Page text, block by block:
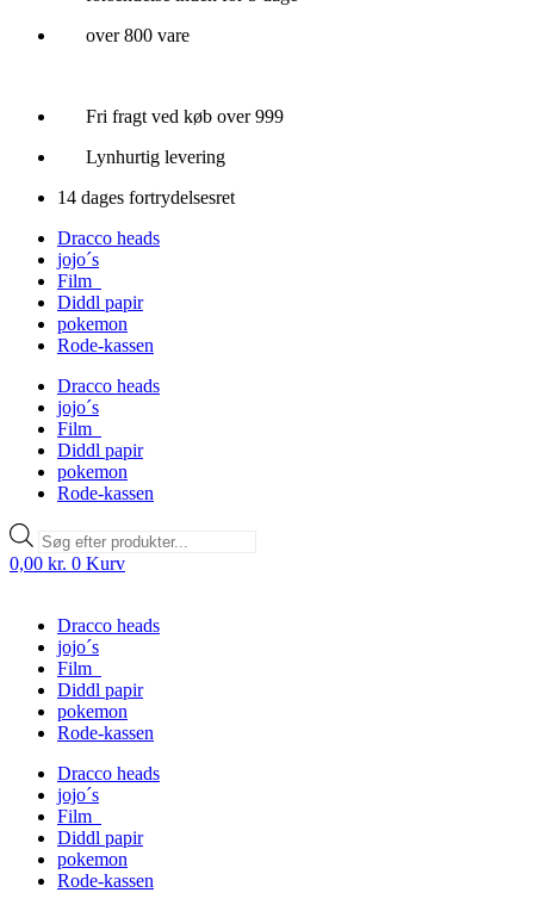
over 800 vare
Fri fragt ved køb over 999
Lynhurtig levering
14 dages fortrydelsesret
Dracco heads
jojo´s
Film
Diddl papir
pokemon
Rode-kassen
Dracco heads
jojo´s
Film
Diddl papir
pokemon
Rode-kassen
Products
search
0,00 kr. 0 Kurv
Dracco heads
jojo´s
Film
Diddl papir
pokemon
Rode-kassen
Dracco heads
jojo´s
Film
Diddl papir
pokemon
Rode-kassen